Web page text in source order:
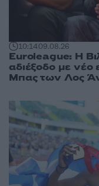
10:1409.08.26
Euroleague: Η
αδιέξοδο με νέο
Μπας των Λος